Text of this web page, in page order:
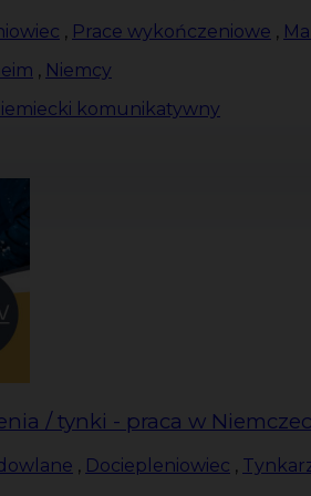
, Prace wykończeniowe ,
, Niemcy
komunikatywny
/ tynki - praca w
, Dociepleniowiec ,